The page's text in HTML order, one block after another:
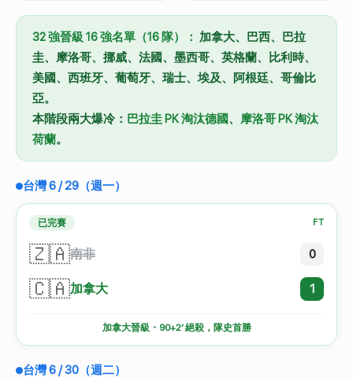
32 強晉級 16 強名單（16 隊）： 加拿大、巴西、巴拉
圭、摩洛哥、挪威、法國、墨西哥、英格蘭、比利時、
美國、西班牙、葡萄牙、瑞士、埃及、阿根廷、哥倫比
亞。
本階段兩大爆冷： 巴拉圭 PK 淘汰德國、 摩洛哥 PK 淘汰
荷蘭。
台灣 6 / 29（週一）
已完賽 FT
🇿🇦南非 0
🇨🇦加拿大 1
加拿大晉級・90+2′ 絕殺，隊史首勝
台灣 6 / 30（週二）